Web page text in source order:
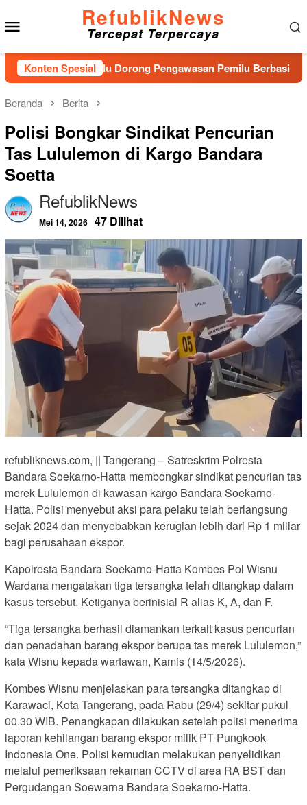
ke
konten
RefublikNews
Tercepat Terpercaya
Konten Spesial
Bawaslu Dorong Pengawasan Pemilu Berbasis Masyarakat
Beranda Berita
Polisi Bongkar Sindikat Pencurian
Tas Lululemon di Kargo Bandara
Soetta
RefublikNews
Mei 14, 2026 47 Dilihat
refubliknews.com, || Tangerang – Satreskrim Polresta
Bandara Soekarno-Hatta membongkar sindikat pencurian tas
merek Lululemon di kawasan kargo Bandara Soekarno-
Hatta. Polisi menyebut aksi para pelaku telah berlangsung
sejak 2024 dan menyebabkan kerugian lebih dari Rp 1 miliar
bagi perusahaan ekspor.
Kapolresta Bandara Soekarno-Hatta Kombes Pol Wisnu
Wardana mengatakan tiga tersangka telah ditangkap dalam
kasus tersebut. Ketiganya berinisial R alias K, A, dan F.
“Tiga tersangka berhasil diamankan terkait kasus pencurian
dan penadahan barang ekspor berupa tas merek Lululemon,”
kata Wisnu kepada wartawan, Kamis (14/5/2026).
Kombes Wisnu menjelaskan para tersangka ditangkap di
Karawaci, Kota Tangerang, pada Rabu (29/4) sekitar pukul
00.30 WIB. Penangkapan dilakukan setelah polisi menerima
laporan kehilangan barang ekspor milik PT Pungkook
Indonesia One. Polisi kemudian melakukan penyelidikan
melalui pemeriksaan rekaman CCTV di area RA BST dan
Pergudangan Soewarna Bandara Soekarno-Hatta.